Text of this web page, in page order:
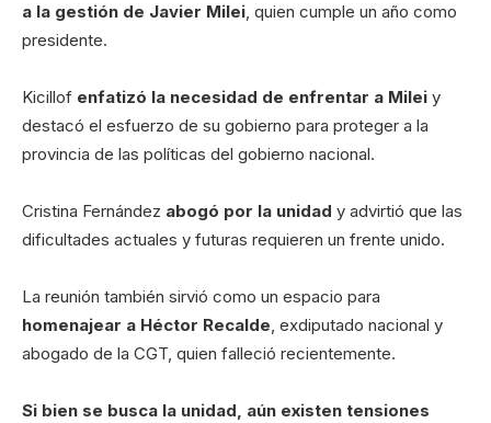
a la gestión de Javier Milei, quien cumple un año como
presidente.
Kicillof enfatizó la necesidad de enfrentar a Milei y
destacó el esfuerzo de su gobierno para proteger a la
provincia de las políticas del gobierno nacional.
Cristina Fernández abogó por la unidad y advirtió que las
dificultades actuales y futuras requieren un frente unido.
La reunión también sirvió como un espacio para
homenajear a Héctor Recalde, exdiputado nacional y
abogado de la CGT, quien falleció recientemente.
Si bien se busca la unidad, aún existen tensiones